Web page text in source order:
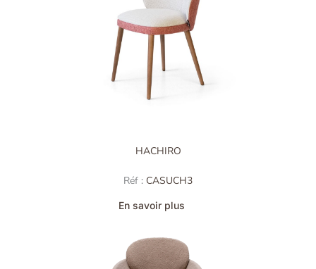
HACHIRO
Réf : CASUCH3
En savoir plus